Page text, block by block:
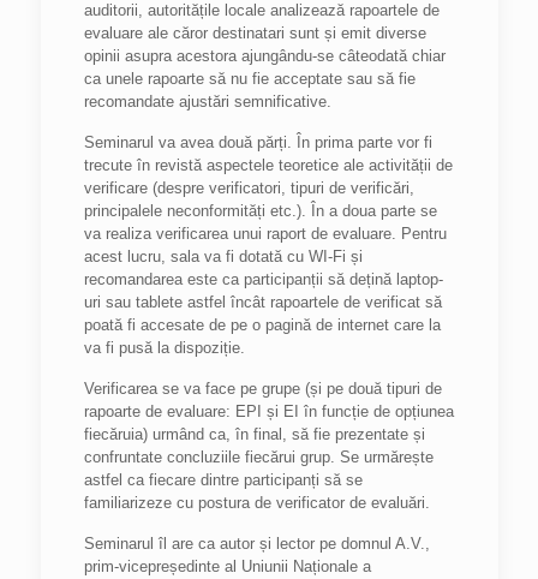
auditorii, autoritățile locale analizează rapoartele de
evaluare ale căror destinatari sunt și emit diverse
opinii asupra acestora ajungându-se câteodată chiar
ca unele rapoarte să nu fie acceptate sau să fie
recomandate ajustări semnificative.
Seminarul va avea două părți. În prima parte vor fi
trecute în revistă aspectele teoretice ale activității de
verificare (despre verificatori, tipuri de verificări,
principalele neconformități etc.). În a doua parte se
va realiza verificarea unui raport de evaluare. Pentru
acest lucru, sala va fi dotată cu WI-Fi și
recomandarea este ca participanții să dețină laptop-
uri sau tablete astfel încât rapoartele de verificat să
poată fi accesate de pe o pagină de internet care la
va fi pusă la dispoziție.
Verificarea se va face pe grupe (și pe două tipuri de
rapoarte de evaluare: EPI și EI în funcție de opțiunea
fiecăruia) urmând ca, în final, să fie prezentate și
confruntate concluziile fiecărui grup. Se urmărește
astfel ca fiecare dintre participanți să se
familiarizeze cu postura de verificator de evaluări.
Seminarul îl are ca autor și lector pe domnul A.V.,
prim-vicepreședinte al Uniunii Naționale a